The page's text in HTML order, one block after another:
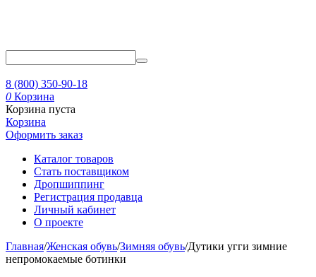
8 (800) 350-90-18
0 Корзина
Корзина пуста
Корзина
Оформить заказ
Каталог товаров
Стать поставщиком
Дропшиппинг
Регистрация продавца
Личный кабинет
О проекте
Главная/Женская обувь/Зимняя обувь/Дутики угги зимние
непромокаемые ботинки